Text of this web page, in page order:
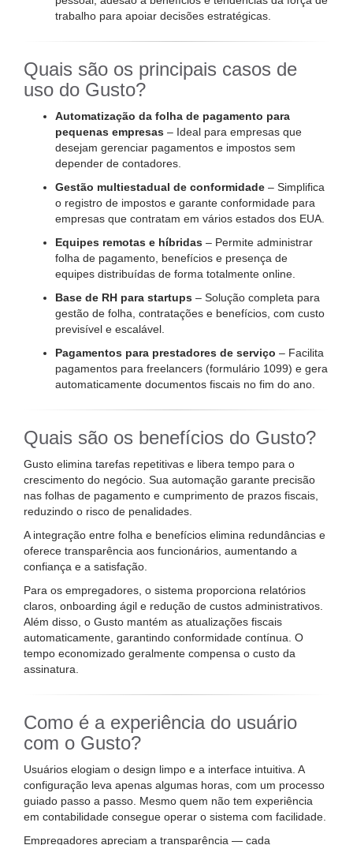
trabalho para apoiar decisões estratégicas.
Quais são os principais casos de
uso do Gusto?
Automatização da folha de pagamento para
pequenas empresas – Ideal para empresas que
desejam gerenciar pagamentos e impostos sem
depender de contadores.
Gestão multiestadual de conformidade – Simplifica
o registro de impostos e garante conformidade para
empresas que contratam em vários estados dos EUA.
Equipes remotas e híbridas – Permite administrar
folha de pagamento, benefícios e presença de
equipes distribuídas de forma totalmente online.
Base de RH para startups – Solução completa para
gestão de folha, contratações e benefícios, com custo
previsível e escalável.
Pagamentos para prestadores de serviço – Facilita
pagamentos para freelancers (formulário 1099) e gera
automaticamente documentos fiscais no fim do ano.
Quais são os benefícios do Gusto?
Gusto elimina tarefas repetitivas e libera tempo para o
crescimento do negócio. Sua automação garante precisão
nas folhas de pagamento e cumprimento de prazos fiscais,
reduzindo o risco de penalidades.
A integração entre folha e benefícios elimina redundâncias e
oferece transparência aos funcionários, aumentando a
confiança e a satisfação.
Para os empregadores, o sistema proporciona relatórios
claros, onboarding ágil e redução de custos administrativos.
Além disso, o Gusto mantém as atualizações fiscais
automaticamente, garantindo conformidade contínua. O
tempo economizado geralmente compensa o custo da
assinatura.
Como é a experiência do usuário
com o Gusto?
Usuários elogiam o design limpo e a interface intuitiva. A
configuração leva apenas algumas horas, com um processo
guiado passo a passo. Mesmo quem não tem experiência
em contabilidade consegue operar o sistema com facilidade.
Empregadores apreciam a transparência — cada